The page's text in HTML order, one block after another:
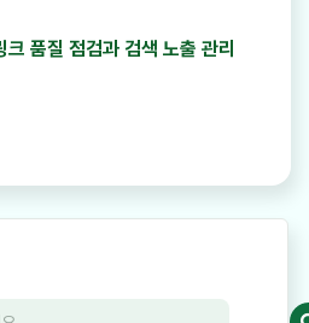
품질 점검과 검색 노출 관리